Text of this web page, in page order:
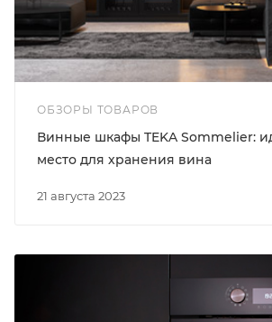
ОБЗОРЫ ТОВАРОВ
21 августа 2023
Винные шкафы TEKA Sommelier:
место для хранения вина